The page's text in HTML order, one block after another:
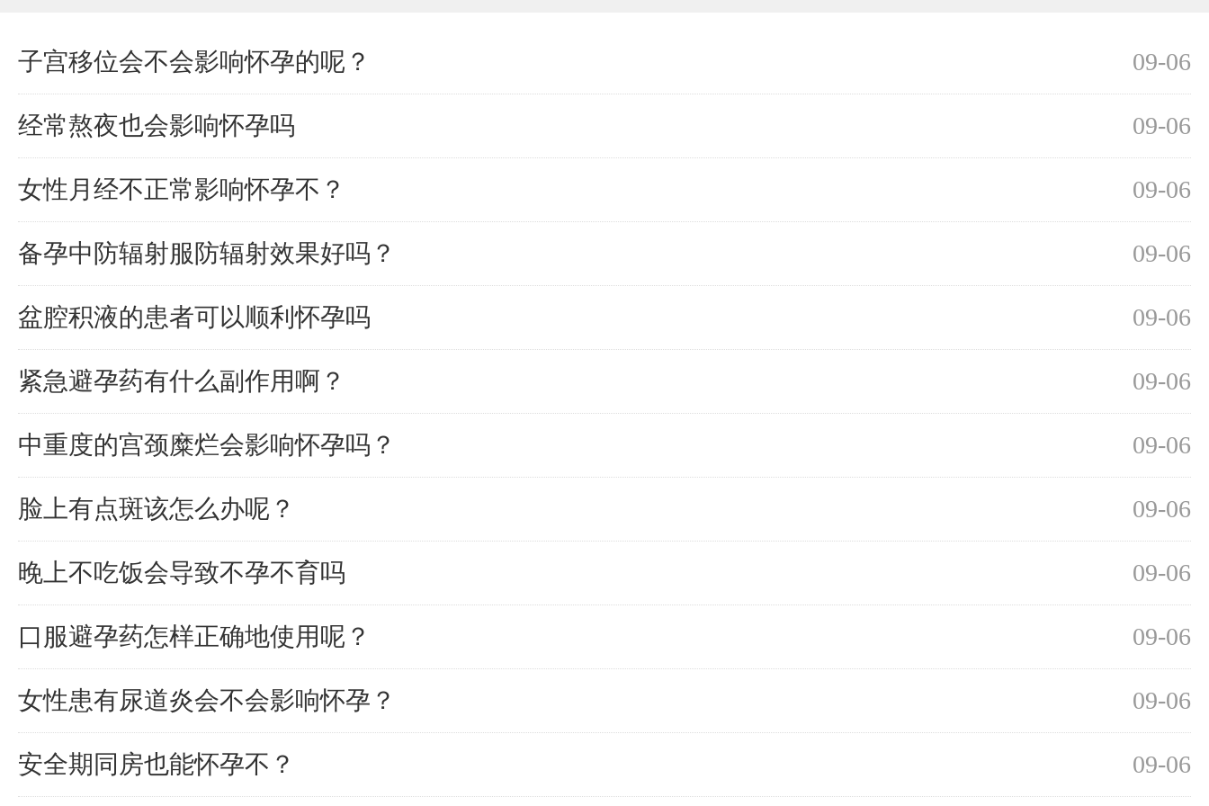
09-06
子宫移位会不会影响怀孕的呢？
09-06
经常熬夜也会影响怀孕吗
09-06
女性月经不正常影响怀孕不？
09-06
备孕中防辐射服防辐射效果好吗？
09-06
盆腔积液的患者可以顺利怀孕吗
09-06
紧急避孕药有什么副作用啊？
09-06
中重度的宫颈糜烂会影响怀孕吗？
09-06
脸上有点斑该怎么办呢？
09-06
晚上不吃饭会导致不孕不育吗
09-06
口服避孕药怎样正确地使用呢？
09-06
女性患有尿道炎会不会影响怀孕？
09-06
安全期同房也能怀孕不？